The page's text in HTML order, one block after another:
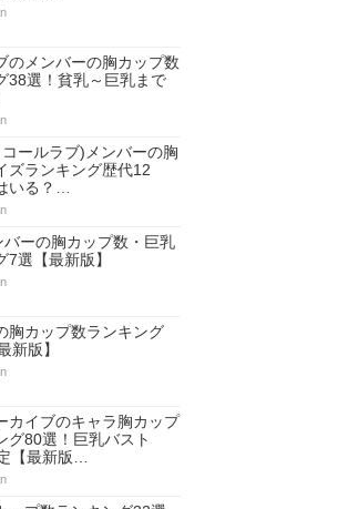
のメンバーの胸カップ数
38選！貧乳～巨乳まで
ールラブ)メンバーの胸
ズランキング歴代12
いる？…
バーの胸カップ数・巨乳
7選【最新版】
胸カップ数ランキング
新版】
カイブのキャラ胸カップ
グ80選！巨乳バスト
【最新版…